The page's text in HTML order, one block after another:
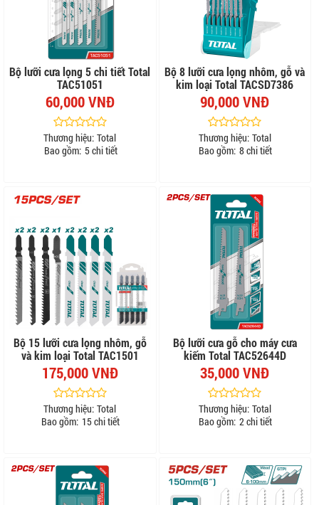
Bộ lưỡi cưa lọng 5 chi tiết Total
TAC51051
60,000 VNĐ
Thương hiệu: Total
Bao gồm: 5 chi tiết
Bộ 8 lưỡi cưa lọng nhôm, gỗ và
kim loại Total TACSD7386
90,000 VNĐ
Thương hiệu: Total
Bao gồm: 8 chi tiết
Bộ 15 lưỡi cưa lọng nhôm, gỗ
và kim loại Total TAC1501
175,000 VNĐ
Thương hiệu: Total
Bao gồm: 15 chi tiết
Bộ lưỡi cưa gỗ cho máy cưa
kiếm Total TAC52644D
35,000 VNĐ
Thương hiệu: Total
Bao gồm: 2 chi tiết